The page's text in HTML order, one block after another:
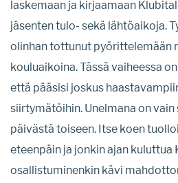
laskemaan ja kirjaamaan
jäsenten tulo- sekä lähtöaikoja.
olinhan tottunut pyörittelemään
kouluaikoina. Tässä vaiheessa
että pääsisi joskus
siirtymätöihin. Unelmana on
päivästä toiseen. Itse koen
eteenpäin ja jonkin ajan
osallistuminenkin kävi